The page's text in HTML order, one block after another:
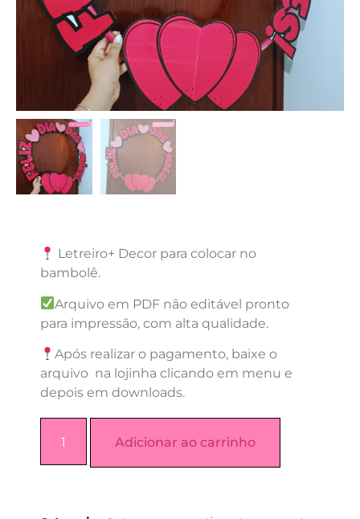
Letreiro+ Decor para colocar no
bambolê.
Arquivo em PDF não editável pronto
para impressão, com alta qualidade.
Após realizar o pagamento, baixe o
arquivo na lojinha clicando em menu e
depois em downloads.
Adicionar ao carrinho